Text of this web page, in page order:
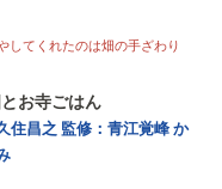
してくれたのは畑の手ざわり
お寺ごはん
住昌之 監修：青江覚峰か